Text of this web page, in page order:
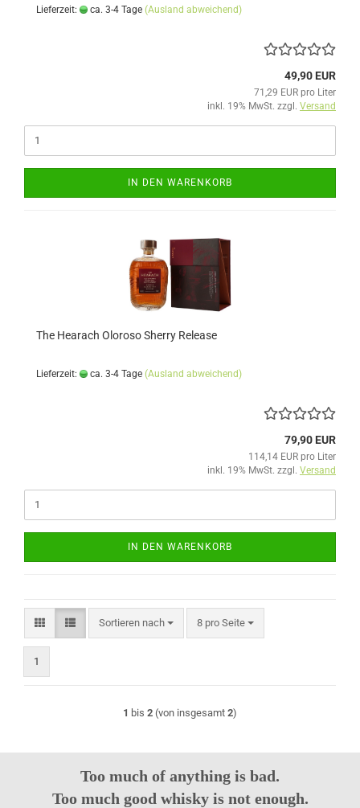
Lieferzeit: ca. 3-4 Tage (Ausland abweichend)
49,90 EUR
71,29 EUR pro Liter
inkl. 19% MwSt. zzgl. Versand
IN DEN WARENKORB
The Hearach Oloroso Sherry Release
Lieferzeit: ca. 3-4 Tage (Ausland abweichend)
79,90 EUR
114,14 EUR pro Liter
inkl. 19% MwSt. zzgl. Versand
IN DEN WARENKORB
Sortieren nach
Sortieren nach 8 pro Seite
pro Seite
1
1 bis 2 (von insgesamt 2)
Too much of anything is bad.
Too much good whisky is not enough.